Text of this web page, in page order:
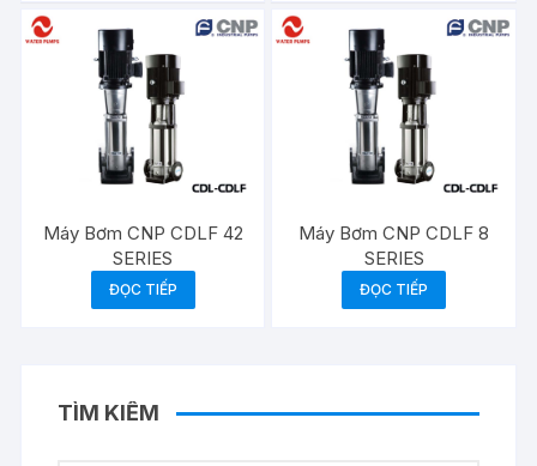
Máy Bơm CNP CDLF 42
SERIES
ĐỌC TIẾP
Máy Bơm CNP CDLF 8
SERIES
ĐỌC TIẾP
TÌM KIẾM